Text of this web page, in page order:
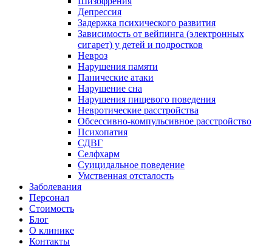
Депрессия
Задержка психического развития
Зависимость от вейпинга (электронных
сигарет) у детей и подростков
Невроз
Нарушения памяти
Панические атаки
Нарушение сна
Нарушения пищевого поведения
Невротические расстройства
Обсессивно-компульсивное расстройство
Психопатия
СДВГ
Селфхарм
Суицидальное поведение
Умственная отсталость
Заболевания
Персонал
Стоимость
Блог
О клинике
Контакты